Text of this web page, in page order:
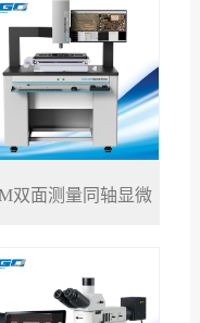
双面测量同轴显微